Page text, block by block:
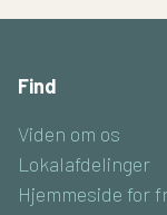
Find
Viden om os
Lokalafdelinger
Hjemmeside for